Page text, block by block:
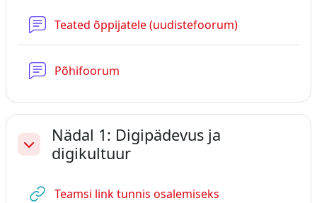
Teated õppijatele (uudistefoorum)
Põhifoorum
Ahenda
Nädal 1: Digipädevus ja
digikultuur
Teamsi link tunnis osalemiseks